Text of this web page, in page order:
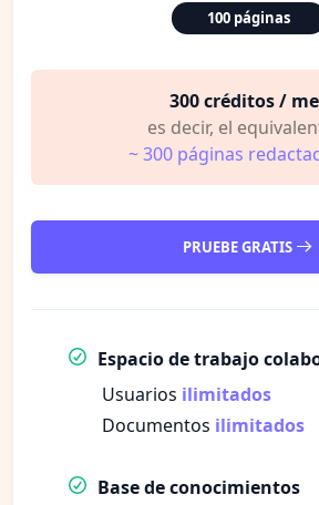
100 páginas
300 créditos /
es decir, el
~ 300 páginas
PRUEBE GRATIS
Espacio de trabajo
Usuarios ilimitados
Documentos ilimitados
Base de conocimientos